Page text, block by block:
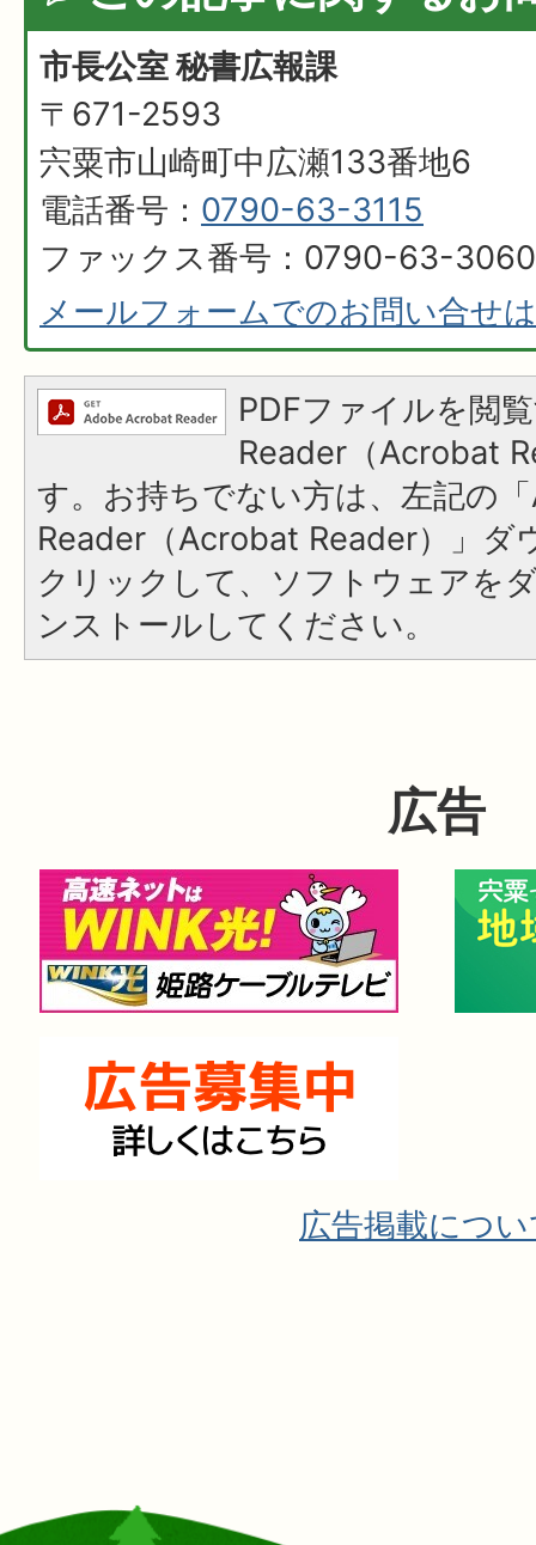
市長公室 秘書広報課
〒671-2593
宍粟市山崎町中広瀬133番地6
電話番号： 0790-63-3115
ファックス番号：0790-63-3060
メールフォームでのお問い合せ
PDFファイルを閲
Reader（Acrobat
す。お持ちでない方は、左記の
Reader（Acrobat Reader）」ダ
クリックして、ソフトウェアを
ンストールしてください。
広告
広告掲載につ